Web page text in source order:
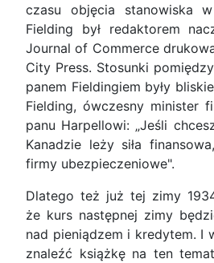
czasu objęcia stanowiska
Fielding był redaktorem
Journal of Commerce
City Press. Stosunki
panem Fieldingiem były
Fielding, ówczesny minister
panu Harpellowi: „Jeśli
Kanadzie leży siła
firmy ubezpieczeniowe".
Dlatego też już tej zimy
że kurs następnej zimy
nad pieniądzem i kredytem. I
znaleźć książkę na ten